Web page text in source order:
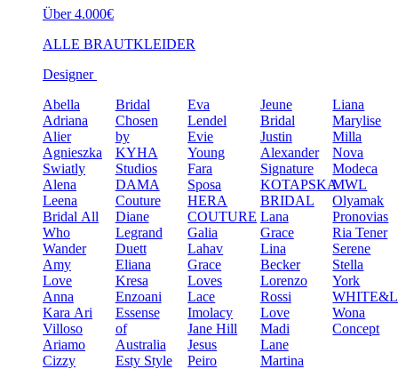
Über 4.000€
ALLE BRAUTKLEIDER
Designer
Abella
Adriana
Alier
Agnieszka
Swiatly
Alena
Leena
Bridal All
Who
Wander
Amy
Love
Anna
Kara Ari
Villoso
Ariamo
Cizzy
Bridal
Chosen
by
KYHA
Studios
DAMA
Couture
Diane
Legrand
Duett
Eliana
Kresa
Enzoani
Essense
of
Australia
Esty Style
Eva
Lendel
Evie
Young
Fara
Sposa
HERA
COUTURE
Galia
Lahav
Grace
Loves
Lace
Imolacy
Jane Hill
Jesus
Peiro
Jeune
Bridal
Justin
Alexander
Signature
KOTAPSKA
BRIDAL
Lana
Grace
Lina
Becker
Lorenzo
Rossi
Love
Madi
Lane
Martina
Liana
Marylise
Milla
Nova
Modeca
MWL
Olyamak
Pronovias
Ria Tener
Serene
Stella
York
Wona
Concept